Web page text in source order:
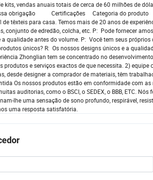
vendas anuais totais de cerca de 60 milhões de
obrigação Certificações Categoria do produto
têxteis para casa. Temos mais de 20 anos de
de edredão, colcha, etc. P: Pode fornecer
qualidade antes do volume. P: Você tem seus próprios
únicos? R: Os nossos designs únicos e a
Zhonglian tem se concentrado no
e serviços exactos de que necessita. 2)
desde designer a comprador de materiais, têm
Os nossos produtos estão em conformidade com
auditorias, como o BSCI, o SEDEX, o BBB, ETC.
lhe uma sensação de sono profundo, respirável,
uma resposta satisfatória.